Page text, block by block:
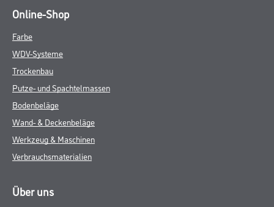
Online-Shop
Farbe
WDV-Systeme
Trockenbau
Putze- und Spachtelmassen
Bodenbeläge
Wand- & Deckenbeläge
Werkzeug & Maschinen
Verbrauchsmaterialien
Über uns